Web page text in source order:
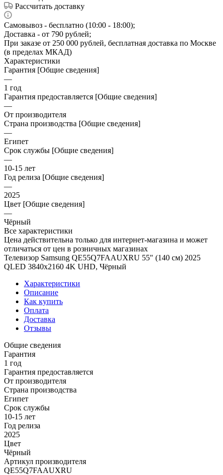
Рассчитать доставку
Самовывоз - бесплатно (10:00 - 18:00);
Доставка - от 790 рублей;
При заказе от 250 000 рублей, бесплатная доставка по Москве
(в пределах МКАД)
Характеристики
Гарантия [Общие сведения]
—
1 год
Гарантия предоставляется [Общие сведения]
—
От производителя
Страна производства [Общие сведения]
—
Египет
Срок службы [Общие сведения]
—
10-15 лет
Год релиза [Общие сведения]
—
2025
Цвет [Общие сведения]
—
Чёрный
Все характеристики
Цена действительна только для интернет-магазина и может
отличаться от цен в розничных магазинах
Телевизор Samsung QE55Q7FAAUXRU 55" (140 см) 2025
QLED 3840x2160 4K UHD, Чёрный
Характеристики
Описание
Как купить
Оплата
Доставка
Отзывы
Общие сведения
Гарантия
1 год
Гарантия предоставляется
От производителя
Страна производства
Египет
Срок службы
10-15 лет
Год релиза
2025
Цвет
Чёрный
Артикул производителя
QE55Q7FAAUXRU